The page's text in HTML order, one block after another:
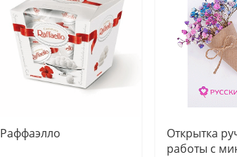
Раффаэлло
Открытка
работы с